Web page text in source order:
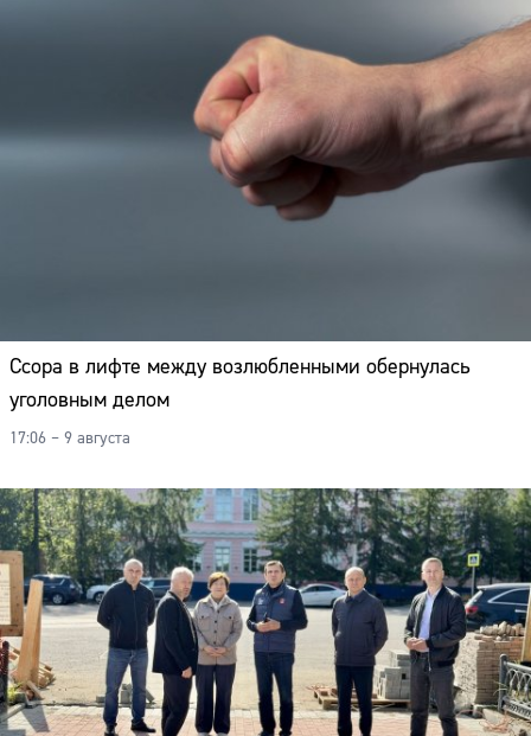
Ссора в лифте между возлюбленными обернулась
уголовным делом
17:06 – 9 августа